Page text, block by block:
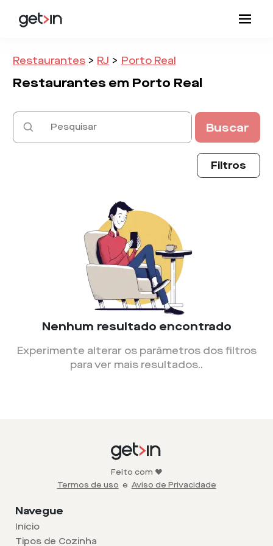
Restaurantes > RJ > Porto Real
Restaurantes em Porto Real
Buscar
Filtros
Nenhum resultado encontrado
Experimente alterar os parâmetros dos filtros
para ver mais resultados..
Feito com ❤️
Termos de uso e Aviso de Privacidade
Navegue
Início
Tipos de Cozinha